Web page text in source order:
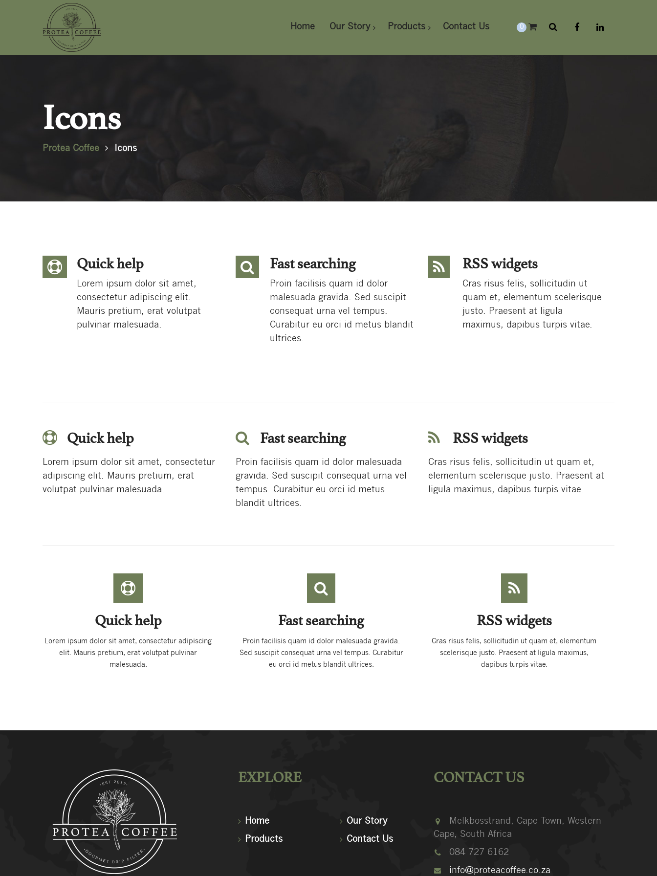
Home Our Story Products Contact Us 0
Icons
Protea Coffee Icons
Quick help
Lorem ipsum dolor sit amet,
consectetur adipiscing elit.
Mauris pretium, erat volutpat
pulvinar malesuada.
Fast searching
Proin facilisis quam id dolor
malesuada gravida. Sed suscipit
consequat urna vel tempus.
Curabitur eu orci id metus blandit
ultrices.
RSS widgets
Cras risus felis, sollicitudin ut
quam et, elementum scelerisque
justo. Praesent at ligula
maximus, dapibus turpis vitae.
Quick help
Lorem ipsum dolor sit amet, consectetur
adipiscing elit. Mauris pretium, erat
volutpat pulvinar malesuada.
Fast searching
Proin facilisis quam id dolor malesuada
gravida. Sed suscipit consequat urna vel
tempus. Curabitur eu orci id metus
blandit ultrices.
RSS widgets
Cras risus felis, sollicitudin ut quam et,
elementum scelerisque justo. Praesent at
ligula maximus, dapibus turpis vitae.
Quick help
Lorem ipsum dolor sit amet, consectetur adipiscing
elit. Mauris pretium, erat volutpat pulvinar
malesuada.
Fast searching
Proin facilisis quam id dolor malesuada gravida.
Sed suscipit consequat urna vel tempus. Curabitur
eu orci id metus blandit ultrices.
RSS widgets
Cras risus felis, sollicitudin ut quam et, elementum
scelerisque justo. Praesent at ligula maximus,
dapibus turpis vitae.
EXPLORE
Home
Products
Our Story
Contact Us
CONTACT US
Melkbosstrand, Cape Town, Western
Cape, South Africa
084 727 6162
info@proteacoffee.co.za